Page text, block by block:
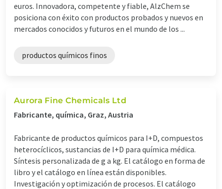
euros. Innovadora, competente y fiable, AlzChem se
posiciona con éxito con productos probados y nuevos en
mercados conocidos y futuros en el mundo de los ...
productos químicos finos
Aurora Fine Chemicals Ltd
Fabricante, química, Graz, Austria
Fabricante de productos químicos para I+D, compuestos
heterocíclicos, sustancias de I+D para química médica.
Síntesis personalizada de g a kg. El catálogo en forma de
libro y el catálogo en línea están disponibles.
Investigación y optimización de procesos. El catálogo